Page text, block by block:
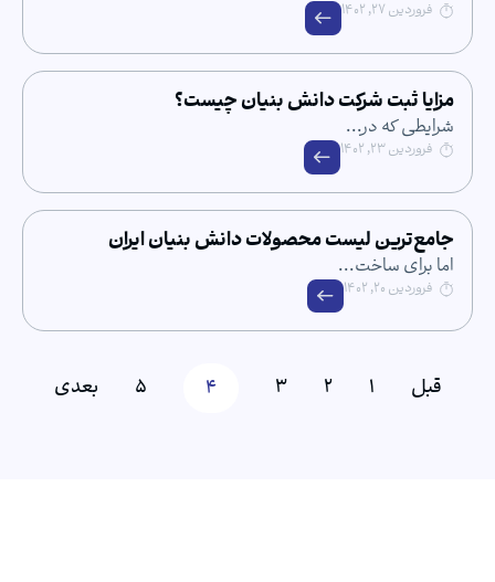
شرکت دانش بنیان چیست؟
در...
لیست محصولات دانش بنیان ایران
ساخت...
2